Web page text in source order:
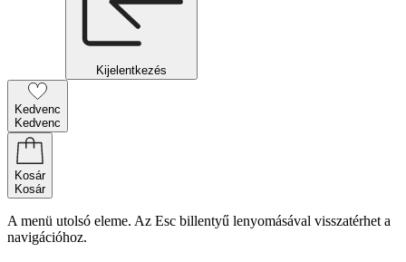
Kijelentkezés
Kedvenc
Kedvenc
Kosár
Kosár
A menü utolsó eleme. Az Esc billentyű lenyomásával visszatérhet a
navigációhoz.